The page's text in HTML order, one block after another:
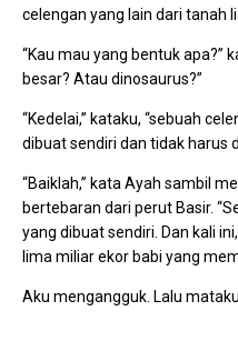
celengan yang lain dari tanah
“Kau mau yang bentuk apa?”
besar? Atau dinosaurus?”
“Kedelai,” kataku, “sebuah
dibuat sendiri dan tidak harus
“Baiklah,” kata Ayah sambil
bertebaran dari perut Basir.
yang dibuat sendiri. Dan kali
lima miliar ekor babi yang
Aku mengangguk. Lalu